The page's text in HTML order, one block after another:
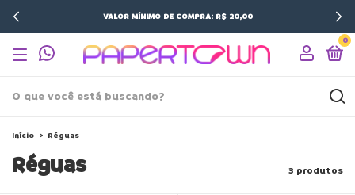
VALOR MÍNIMO DE COMPRA: R$ 20,00
0
Início > Réguas
Réguas 3 produtos